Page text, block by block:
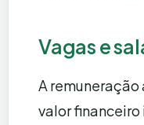
Vagas e
A remuneração
valor